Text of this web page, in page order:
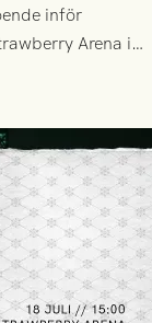
inför
Arena i
halvlek av